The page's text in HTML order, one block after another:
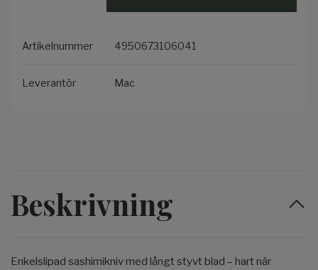
Artikelnummer 4950673106041
Leverantör Mac
Beskrivning
Enkelslipad sashimikniv med långt styvt blad – hart när